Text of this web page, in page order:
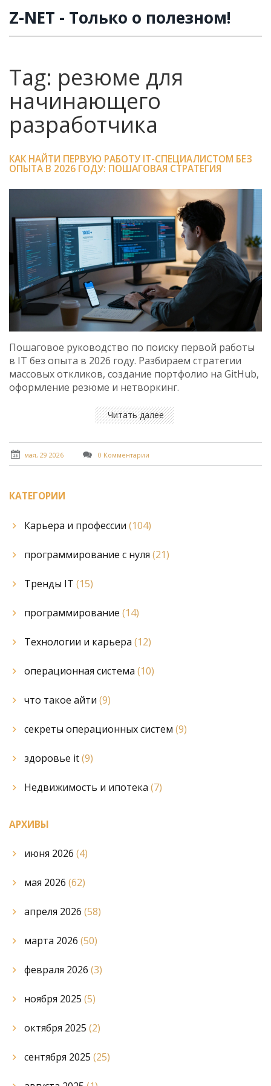
Z-NET - Только о полезном!
Tag: резюме для
начинающего
разработчика
КАК НАЙТИ ПЕРВУЮ РАБОТУ IT-СПЕЦИАЛИСТОМ БЕЗ
ОПЫТА В 2026 ГОДУ: ПОШАГОВАЯ СТРАТЕГИЯ
Пошаговое руководство по поиску первой работы
в IT без опыта в 2026 году. Разбираем стратегии
массовых откликов, создание портфолио на GitHub,
оформление резюме и нетворкинг.
Читать далее
мая, 29 2026 0 Комментарии
КАТЕГОРИИ
Карьера и профессии (104)
программирование с нуля (21)
Тренды IT (15)
программирование (14)
Технологии и карьера (12)
операционная система (10)
что такое айти (9)
секреты операционных систем (9)
здоровье it(9)
Недвижимость и ипотека (7)
АРХИВЫ
июня 2026 (4)
мая 2026 (62)
апреля 2026 (58)
марта 2026 (50)
февраля 2026 (3)
ноября 2025 (5)
октября 2025 (2)
сентября 2025 (25)